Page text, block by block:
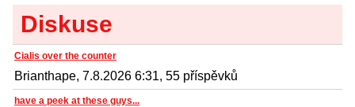
Diskuse
Cialis over the counter
Brianthape, 7.8.2026 6:31, 55 příspěvků
have a peek at these guys...